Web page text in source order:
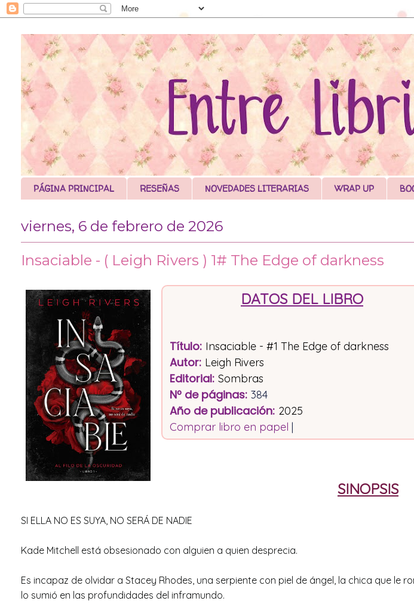
PÁGINA PRINCIPAL RESEÑAS NOVEDADES LITERARIAS WRAP UP
viernes, 6 de febrero de 2026
Insaciable - ( Leigh Rivers ) 1# The Edge of darkness
DATOS DEL LIBRO
Título: Insaciable - #1 The Edge of darkness
Autor: Leigh Rivers
Editorial: Sombras
Nº de páginas: 384
Año de publicación: 2025
Comprar libro en papel |
SINOPSIS
SI ELLA NO ES SUYA, NO SERÁ DE NADIE
Kade Mitchell está obsesionado con alguien a quien desprecia.
Es incapaz de olvidar a Stacey Rhodes, una serpiente con piel de ángel, la chica que le
lo sumió en las profundidades del inframundo.